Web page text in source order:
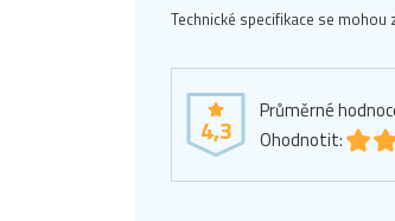
Technické specifikace se
4,3
Průměrné
Ohodnotit: